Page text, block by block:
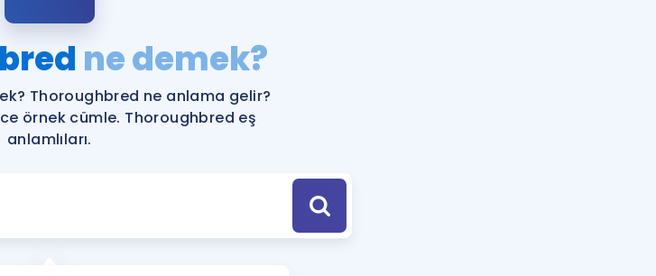
YDS ve YÖKDİL Puan Hesaplama Aracı
YDS ve YÖKDİL'e Hazırlananlar için Öneriler
Eğitim ve Kitaplara Özel Fırsatlar
Remzi Hoca ile seni sınava hazırlayacak onlarca eğitim seni bekliyor!
ne demek?
Thoroughbred ne anlama gelir?
örnek cümle. Thoroughbred eş
anlamlıları.